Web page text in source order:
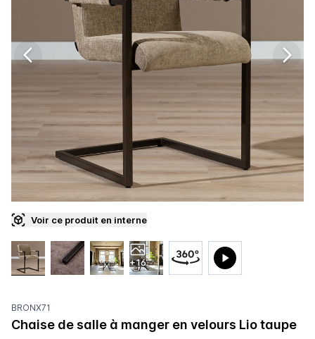
Voir ce produit en interne
+16
BRONX71
Chaise de salle à manger en velours Lio taupe